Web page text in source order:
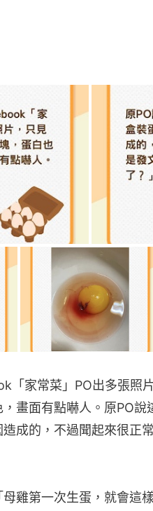
「家常菜」PO出多張照
畫面有點嚇人。原PO說
成的，不過聞起來很正
雞第一次生蛋，就會這